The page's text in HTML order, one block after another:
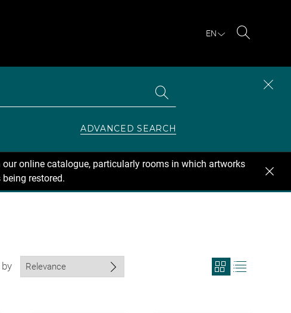
EN
ADVANCED SEARCH
online catalogue, particularly rooms in which artworks
restored.
View
search